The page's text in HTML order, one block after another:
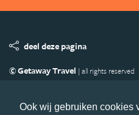
Ook wij gebruiken cookies
deel deze pagina
© Getaway Travel | all rights reserved
Copyright
Privacy statement